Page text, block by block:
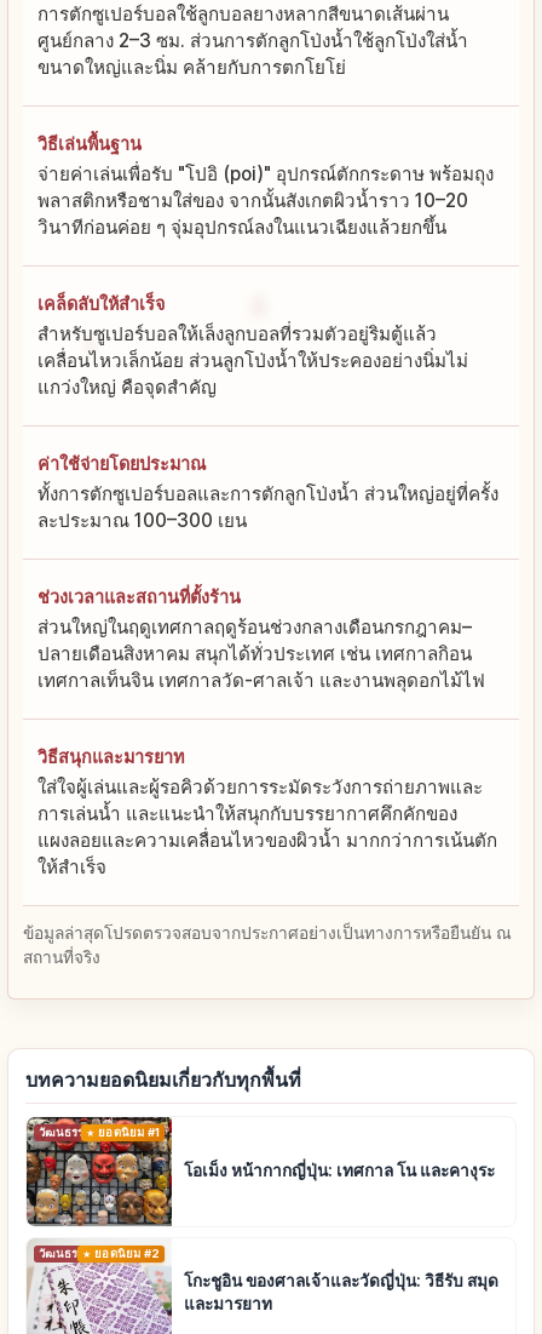
การตักซูเปอร์บอลใช้ลูกบอลยางหลากสีขนาดเส้นผ่าน
ศูนย์กลาง 2–3 ซม. ส่วนการตักลูกโป่งน้ำใช้ลูกโป่งใส่น้ำ
ขนาดใหญ่และนิ่ม คล้ายกับการตกโยโย่
วิธีเล่นพื้นฐาน
จ่ายค่าเล่นเพื่อรับ "โปอิ (poi)" อุปกรณ์ตักกระดาษ พร้อมถุง
พลาสติกหรือชามใส่ของ จากนั้นสังเกตผิวน้ำราว 10–20
วินาทีก่อนค่อย ๆ จุ่มอุปกรณ์ลงในแนวเฉียงแล้วยกขึ้น
เคล็ดลับให้สำเร็จ
สำหรับซูเปอร์บอลให้เล็งลูกบอลที่รวมตัวอยู่ริมตู้แล้ว
เคลื่อนไหวเล็กน้อย ส่วนลูกโป่งน้ำให้ประคองอย่างนิ่มไม่
แกว่งใหญ่ คือจุดสำคัญ
ค่าใช้จ่ายโดยประมาณ
ทั้งการตักซูเปอร์บอลและการตักลูกโป่งน้ำ ส่วนใหญ่อยู่ที่ครั้ง
ละประมาณ 100–300 เยน
ช่วงเวลาและสถานที่ตั้งร้าน
ส่วนใหญ่ในฤดูเทศกาลฤดูร้อนช่วงกลางเดือนกรกฎาคม–
ปลายเดือนสิงหาคม สนุกได้ทั่วประเทศ เช่น เทศกาลกิอน
เทศกาลเท็นจิน เทศกาลวัด-ศาลเจ้า และงานพลุดอกไม้ไฟ
วิธีสนุกและมารยาท
ใส่ใจผู้เล่นและผู้รอคิวด้วยการระมัดระวังการถ่ายภาพและ
การเล่นน้ำ และแนะนำให้สนุกกับบรรยากาศคึกคักของ
แผงลอยและความเคลื่อนไหวของผิวน้ำ มากกว่าการเน้นตัก
ให้สำเร็จ
ข้อมูลล่าสุดโปรดตรวจสอบจากประกาศอย่างเป็นทางการหรือยืนยัน ณ
สถานที่จริง
บทความยอดนิยมเกี่ยวกับทุกพื้นที่
วัฒนธรรมดั้งเดิมยอดนิยม #1
โอเม็ง หน้ากากญี่ปุ่น: เทศกาล โน และคางุระ
วัฒนธรรมดั้งเดิมยอดนิยม #2
โกะชูอิน ของศาลเจ้าและวัดญี่ปุ่น: วิธีรับ สมุด
และมารยาท